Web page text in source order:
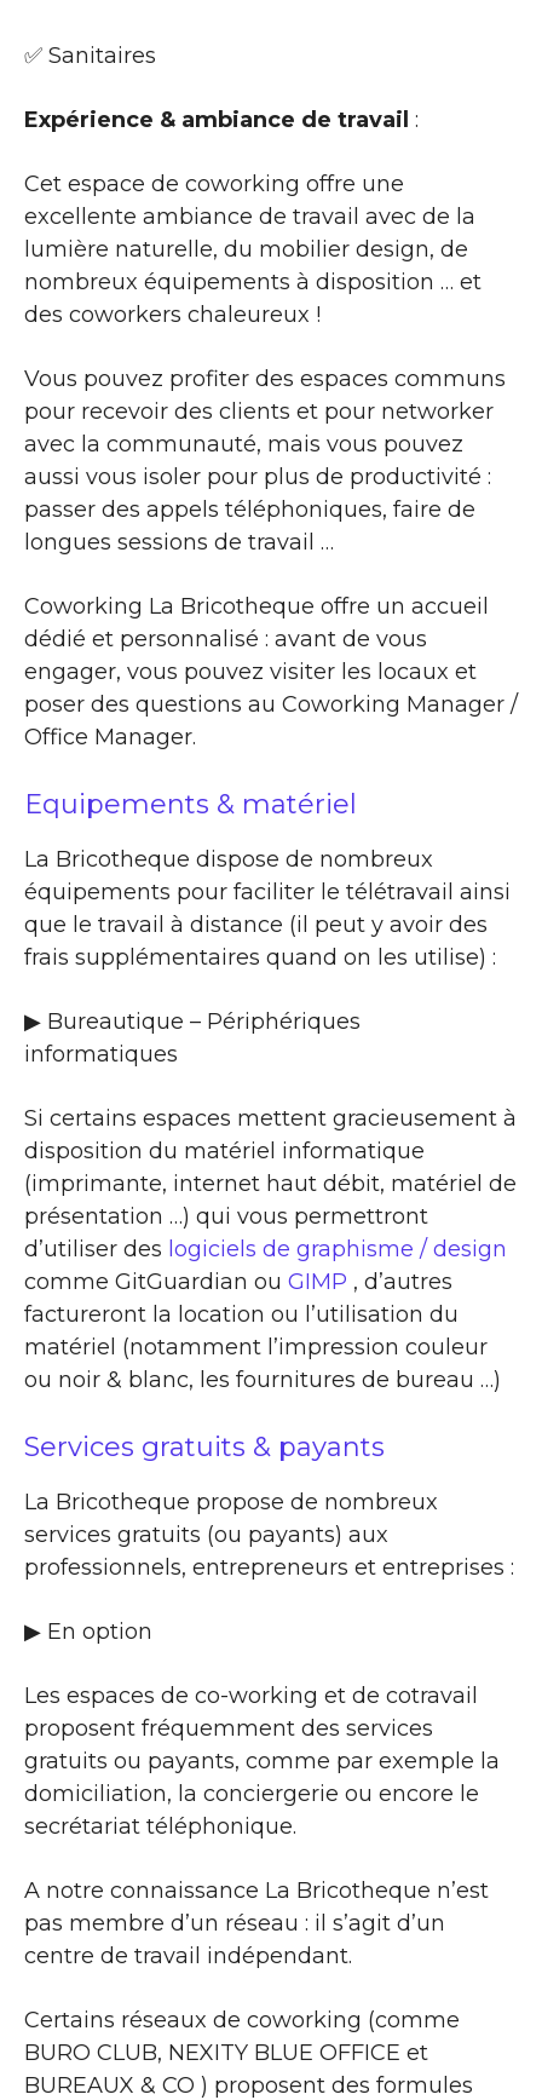
✅ Sanitaires
Expérience & ambiance de travail :
Cet espace de coworking offre une
excellente ambiance de travail avec de la
lumière naturelle, du mobilier design, de
nombreux équipements à disposition … et
des coworkers chaleureux !
Vous pouvez profiter des espaces communs
pour recevoir des clients et pour networker
avec la communauté, mais vous pouvez
aussi vous isoler pour plus de productivité :
passer des appels téléphoniques, faire de
longues sessions de travail …
Coworking La Bricotheque offre un accueil
dédié et personnalisé : avant de vous
engager, vous pouvez visiter les locaux et
poser des questions au Coworking Manager /
Office Manager.
Equipements & matériel
La Bricotheque dispose de nombreux
équipements pour faciliter le télétravail ainsi
que le travail à distance (il peut y avoir des
frais supplémentaires quand on les utilise) :
▶ Bureautique – Périphériques
informatiques
Si certains espaces mettent gracieusement à
disposition du matériel informatique
(imprimante, internet haut débit, matériel de
présentation …) qui vous permettront
d’utiliser des logiciels de graphisme / design
comme GitGuardian ou GIMP , d’autres
factureront la location ou l’utilisation du
matériel (notamment l’impression couleur
ou noir & blanc, les fournitures de bureau …)
Services gratuits & payants
La Bricotheque propose de nombreux
services gratuits (ou payants) aux
professionnels, entrepreneurs et entreprises :
▶​ En option
Les espaces de co-working et de cotravail
proposent fréquemment des services
gratuits ou payants, comme par exemple la
domiciliation, la conciergerie ou encore le
secrétariat téléphonique.
A notre connaissance La Bricotheque n’est
pas membre d’un réseau : il s’agit d’un
centre de travail indépendant.
Certains réseaux de coworking (comme
BURO CLUB, NEXITY BLUE OFFICE et
BUREAUX & CO ) proposent des formules